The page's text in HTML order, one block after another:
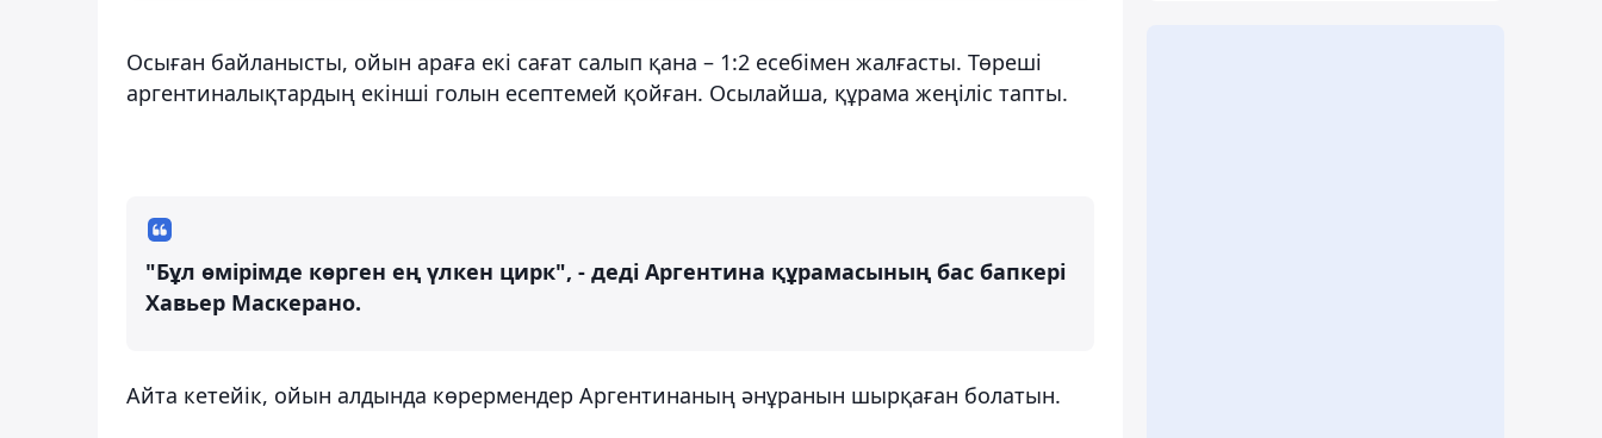
Осыған байланысты, ойын араға екі сағат салып қана – 1:2 есебімен жалғасты. Төреші
аргентиналықтардың екінші голын есептемей қойған. Осылайша, құрама жеңіліс тапты.
"Бұл өмірімде көрген ең үлкен цирк", - деді Аргентина құрамасының бас бапкері
Хавьер Маскерано.
Айта кетейік, ойын алдында көрермендер Аргентинаның әнұранын шырқаған болатын.